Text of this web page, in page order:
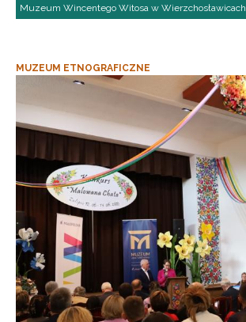
Muzeum Wincentego Witosa w Wierzchosławicach
MUZEUM ETNOGRAFICZNE